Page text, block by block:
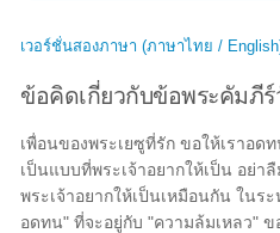
เวอร์ชั่นสองภาษา (ภาษาไทย /
ข้อคิดเกี่ยวกับข้อพระคัมภี
เพื่อนของพระเยซูที่รัก ขอให้เราอด
เป็นแบบที่พระเจ้าอยากให้เป็น อย่า
พระเจ้าอยากให้เป็นเหมือนกัน ในร
อดทน" ที่จะอยู่กับ "ความล้มเหลว"